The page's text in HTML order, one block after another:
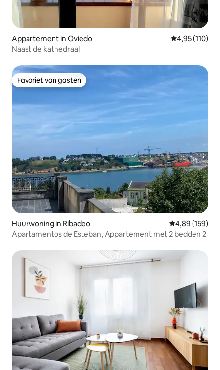
Appartement in Oviedo Gemiddelde
4,95 (110)
Naast de kathedraal
Favoriet van gasten
Favoriet van gasten
Huurwoning in Ribadeo Gemiddelde
4,89 (159)
Apartamentos de Esteban, Appartement met 2 bedden 2